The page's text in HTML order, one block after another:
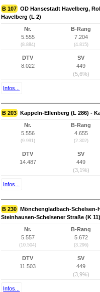
B 107 OD Hansestadt Havelberg,
Havelberg (L 2)
Nr.
5.555
(8.884)
B-Rang
7.204
(4.815)
DTV
8.022
SV
449
(5,6%)
Infos...
B 203 Kappeln-Ellenberg (L 286) -
Nr.
5.556
(9.991)
B-Rang
4.655
(2.302)
DTV
14.487
SV
449
(3,1%)
Infos...
B 230 Mönchengladbach-Schelsen-
Steinhausen-Schelsener Straße (K 11)
Nr.
5.557
(10.504)
B-Rang
5.672
(3.296)
DTV
11.503
SV
449
(3,9%)
Infos...